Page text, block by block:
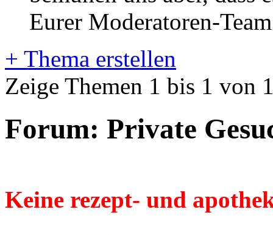
Eurer Moderatoren-Team
+ Thema erstellen
Zeige Themen 1 bis 1 von
Forum: Private
Keine rezept- und